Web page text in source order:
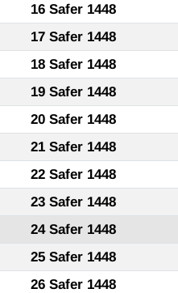
16 Safer 1448
17 Safer 1448
18 Safer 1448
19 Safer 1448
20 Safer 1448
21 Safer 1448
22 Safer 1448
23 Safer 1448
24 Safer 1448
25 Safer 1448
26 Safer 1448